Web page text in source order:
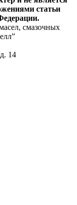
статьи
смазочных
14